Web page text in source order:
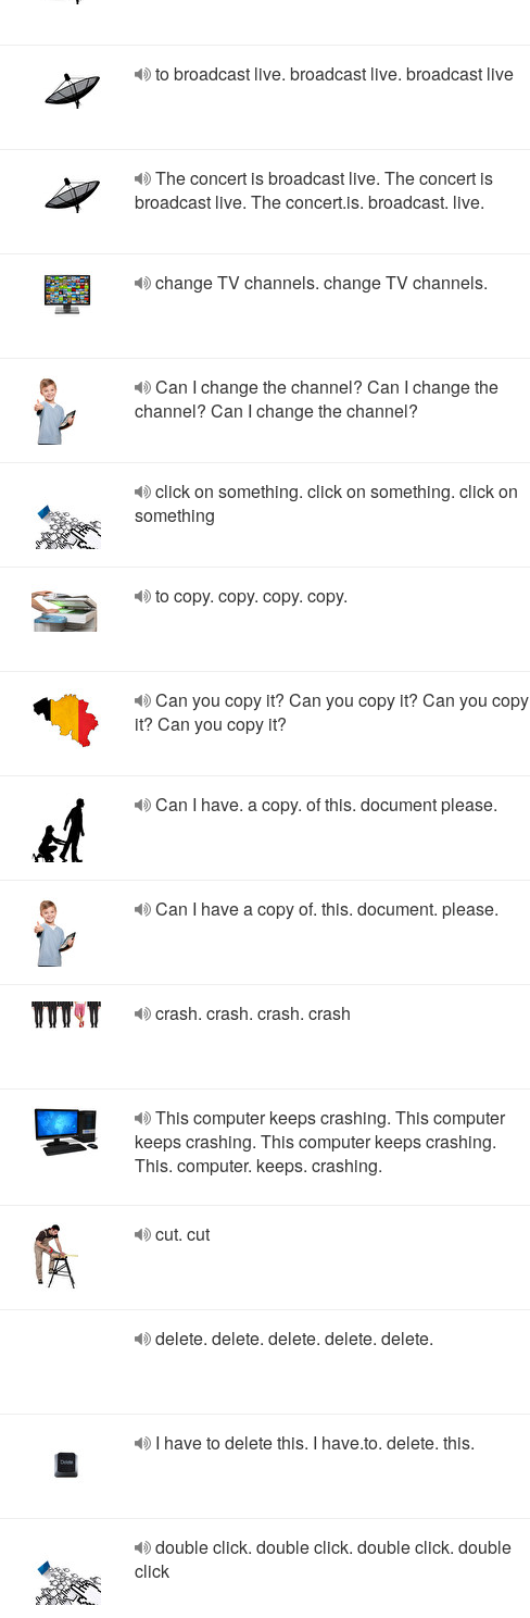
to broadcast live. broadcast live. broadcast live
The concert is broadcast live. The concert is
broadcast live. The concert.is. broadcast. live.
change TV channels. change TV channels.
Can I change the channel? Can I change the
channel? Can I change the channel?
click on something. click on something. click on
something
to copy. copy. copy. copy.
Can you copy it? Can you copy it? Can you copy
it? Can you copy it?
Can I have. a copy. of this. document please.
Can I have a copy of. this. document. please.
crash. crash. crash. crash
This computer keeps crashing. This computer
keeps crashing. This computer keeps crashing.
This. computer. keeps. crashing.
cut. cut
delete. delete. delete. delete. delete.
I have to delete this. I have.to. delete. this.
double click. double click. double click. double
click